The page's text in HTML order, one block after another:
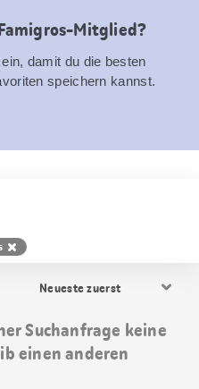
Mitglied?
damit du die besten
speichern kannst.
Sortierung
Suchanfrage keine
einen anderen